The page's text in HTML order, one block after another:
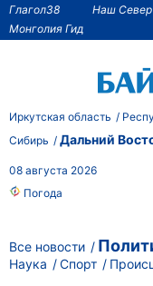
Глагол38 Наш Север
Монголия Гид
Иркутская область
Сибирь
Дальний
08 августа 2026
Погода
Все новости
Наука
Спорт